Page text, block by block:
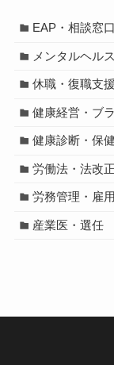
EAP・相談窓口
メンタルヘル
休職・復職支援
健康経営・ブ
健康診断・保
労働法・法改正
労務管理・雇用
産業医・選任